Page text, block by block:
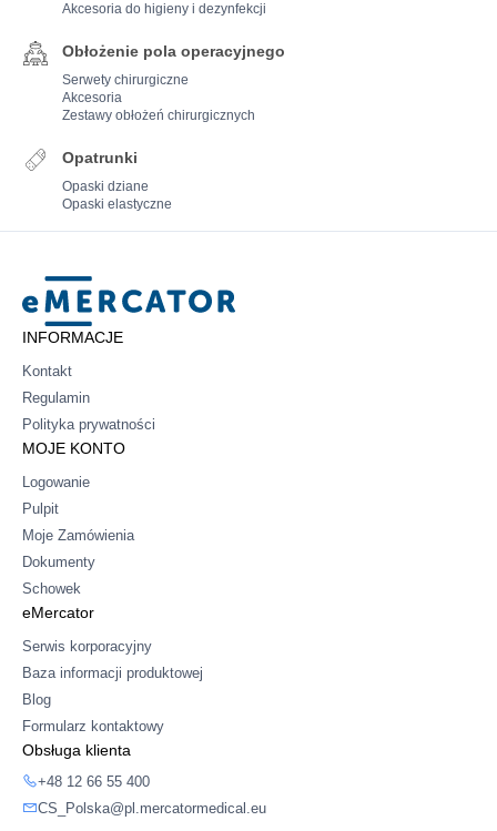
Akcesoria do higieny i dezynfekcji
Obłożenie pola operacyjnego
Serwety chirurgiczne
Akcesoria
Zestawy obłożeń chirurgicznych
Opatrunki
Opaski dziane
Opaski elastyczne
Mercator
INFORMACJE
Kontakt
Regulamin
Polityka prywatności
MOJE KONTO
Logowanie
Pulpit
Moje Zamówienia
Dokumenty
Schowek
eMercator
Serwis korporacyjny
Baza informacji produktowej
Blog
Formularz kontaktowy
Obsługa klienta
+48 12 66 55 400
CS_Polska@pl.mercatormedical.eu